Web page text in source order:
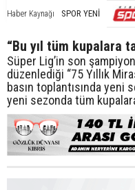
Haber Kaynağı SPOR YENİ
“Bu yıl tüm kupalara
Süper Lig’in son
düzenlediği “75 Yıllık
basın toplantısında yeni
yeni sezonda tüm